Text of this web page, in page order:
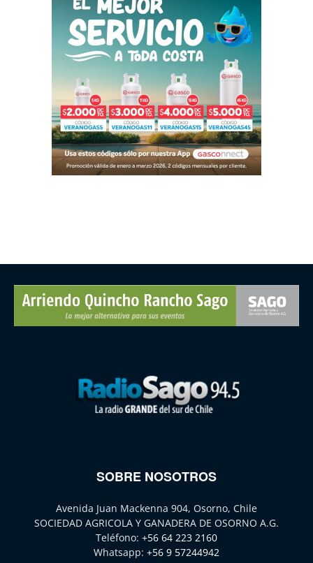
SOBRE NOSOTROS
Avenida Juan Mackenna 904, Osorno, Chile
SOCIEDAD AGRICOLA Y GANADERA DE OSORNO A.G.
Teléfono: +56 64 223 2160
Whatsapp: +56 9 57244942